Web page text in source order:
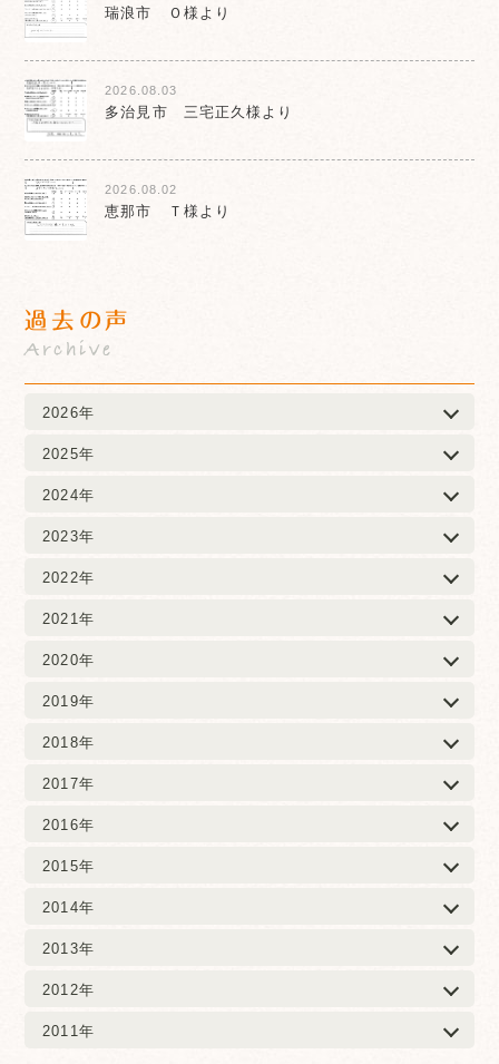
瑞浪市 Ｏ様より
2026.08.03
多治見市 三宅正久様より
2026.08.02
恵那市 Ｔ様より
過去の声
Archive
2026年
2025年
2024年
2023年
2022年
2021年
2020年
2019年
2018年
2017年
2016年
2015年
2014年
2013年
2012年
2011年